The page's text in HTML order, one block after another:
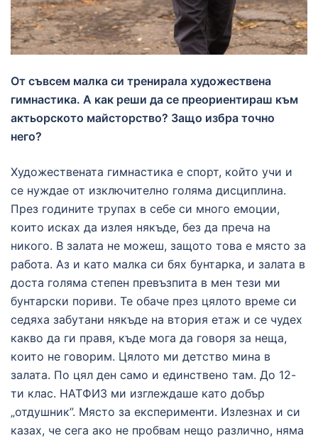
От съвсем малка си тренирала художествена
гимнастика. А как реши да се преориентираш към
актьорското майсторство? Защо избра точно
него?
Художествената гимнастика е спорт, който учи и
се нуждае от изключително голяма дисциплина.
През годините трупах в себе си много емоции,
които исках да излея някъде, без да преча на
никого. В залата не можеш, защото това е място за
работа. Аз и като малка си бях бунтарка, и залата в
доста голяма степен превъзпита в мен тези ми
бунтарски пориви. Те обаче през цялото време си
седяха забутани някъде на втория етаж и се чудех
какво да ги правя, къде мога да говоря за неща,
които не говорим. Цялото ми детство мина в
залата. По цял ден само и единствено там. До 12-
ти клас. НАТФИЗ ми изглеждаше като добър
„отдушник”. Място за експерименти. Излезнах и си
казах, че сега ако не пробвам нещо различно, няма